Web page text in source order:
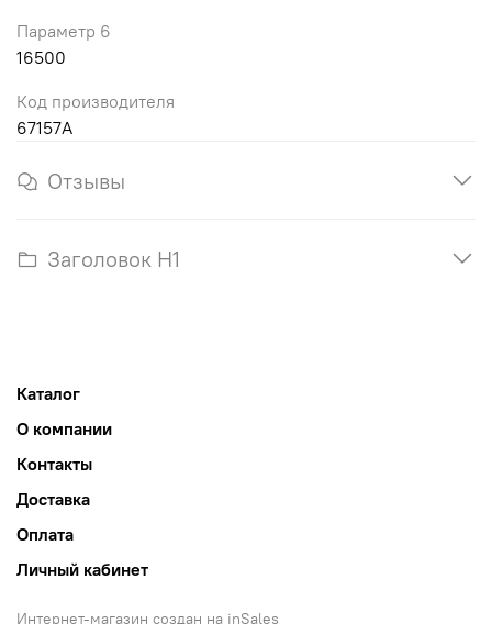
Параметр 6
16500
Код производителя
67157A
Отзывы
Заголовок H1
Каталог
О компании
Контакты
Доставка
Оплата
Личный кабинет
Интернет-магазин создан на inSales